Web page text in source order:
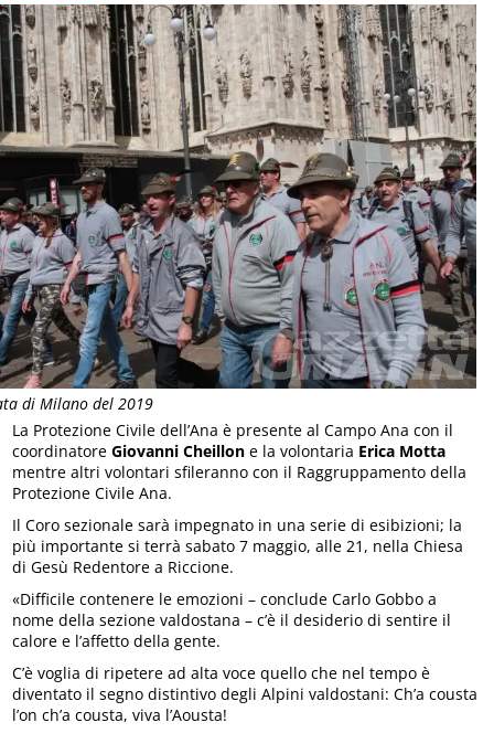
di Milano del 2019
La Protezione Civile dell’Ana è presente al Campo Ana con il
coordinatore Giovanni Cheillon e la volontaria Erica Motta
mentre altri volontari sfileranno con il Raggruppamento della
Protezione Civile Ana.
Il Coro sezionale sarà impegnato in una serie di esibizioni; la
più importante si terrà sabato 7 maggio, alle 21, nella Chiesa
di Gesù Redentore a Riccione.
«Difficile contenere le emozioni – conclude Carlo Gobbo a
nome della sezione valdostana – c’è il desiderio di sentire il
calore e l’affetto della gente.
C’è voglia di ripetere ad alta voce quello che nel tempo è
diventato il segno distintivo degli Alpini valdostani: Ch’a cousta
l’on ch’a cousta, viva l’Aousta!